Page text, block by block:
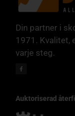
Din partner i
1971. Kvalitet,
varje steg.
Auktoriserad